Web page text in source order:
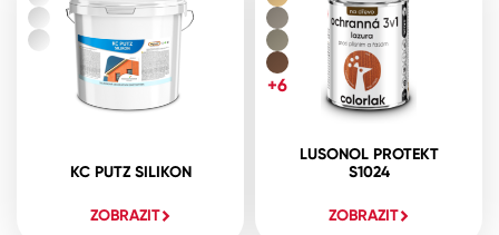
KC PUTZ SILIKON
ZOBRAZIT
LUSONOL PROTEKT
S1024
ZOBRAZIT
+6